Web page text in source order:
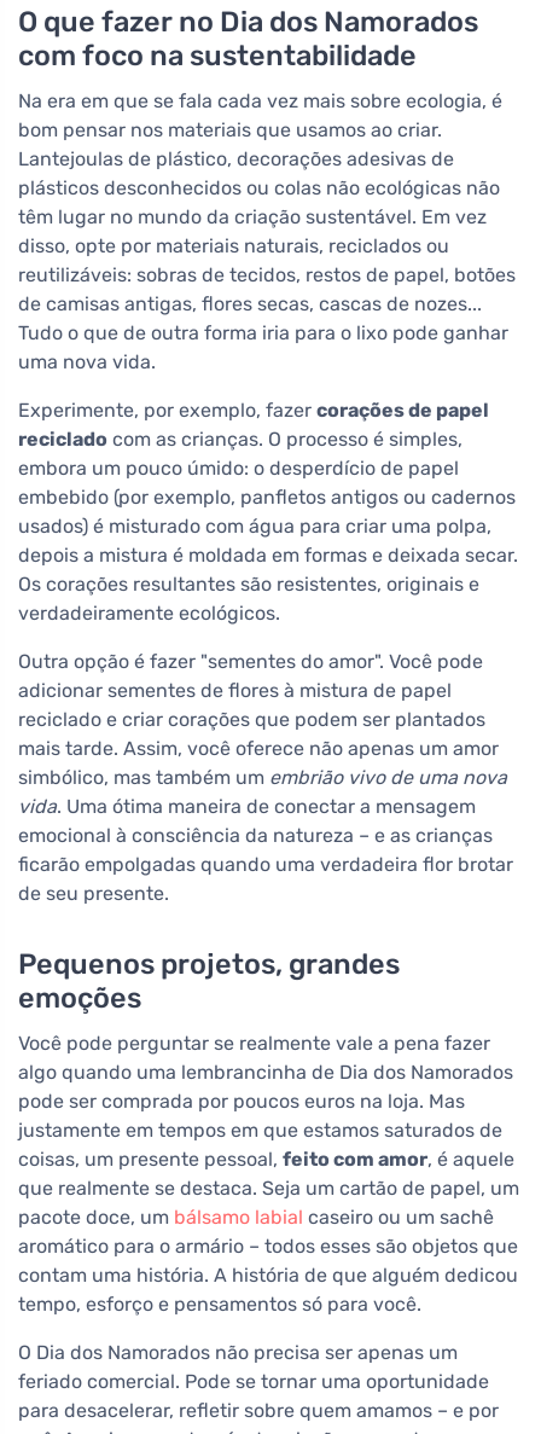
O que fazer no Dia dos Namorados
com foco na sustentabilidade
Na era em que se fala cada vez mais sobre ecologia, é
bom pensar nos materiais que usamos ao criar.
Lantejoulas de plástico, decorações adesivas de
plásticos desconhecidos ou colas não ecológicas não
têm lugar no mundo da criação sustentável. Em vez
disso, opte por materiais naturais, reciclados ou
reutilizáveis: sobras de tecidos, restos de papel, botões
de camisas antigas, flores secas, cascas de nozes...
Tudo o que de outra forma iria para o lixo pode ganhar
uma nova vida.
Experimente, por exemplo, fazer corações de papel
reciclado com as crianças. O processo é simples,
embora um pouco úmido: o desperdício de papel
embebido (por exemplo, panfletos antigos ou cadernos
usados) é misturado com água para criar uma polpa,
depois a mistura é moldada em formas e deixada secar.
Os corações resultantes são resistentes, originais e
verdadeiramente ecológicos.
Outra opção é fazer "sementes do amor". Você pode
adicionar sementes de flores à mistura de papel
reciclado e criar corações que podem ser plantados
mais tarde. Assim, você oferece não apenas um amor
simbólico, mas também um embrião vivo de uma nova
vida. Uma ótima maneira de conectar a mensagem
emocional à consciência da natureza – e as crianças
ficarão empolgadas quando uma verdadeira flor brotar
de seu presente.
Pequenos projetos, grandes
emoções
Você pode perguntar se realmente vale a pena fazer
algo quando uma lembrancinha de Dia dos Namorados
pode ser comprada por poucos euros na loja. Mas
justamente em tempos em que estamos saturados de
coisas, um presente pessoal, feito com amor, é aquele
que realmente se destaca. Seja um cartão de papel, um
pacote doce, um bálsamo labial caseiro ou um sachê
aromático para o armário – todos esses são objetos que
contam uma história. A história de que alguém dedicou
tempo, esforço e pensamentos só para você.
O Dia dos Namorados não precisa ser apenas um
feriado comercial. Pode se tornar uma oportunidade
para desacelerar, refletir sobre quem amamos – e por